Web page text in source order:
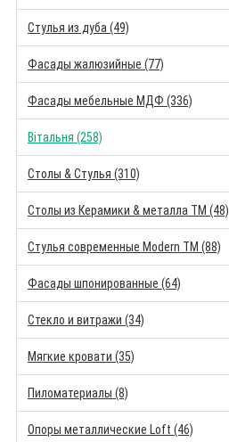
Стулья из дуба (49)
Фасады жалюзийные (77)
Фасады мебельные МДФ (336)
Вітальня (258)
Столы & Стулья (310)
Столы из Керамики & металла TM (48)
Стулья современные Modern TM (88)
Фасады шпонированные (64)
Стекло и витражи (34)
Мягкие кровати (35)
Пиломатериалы (8)
Опоры металлические Loft (46)